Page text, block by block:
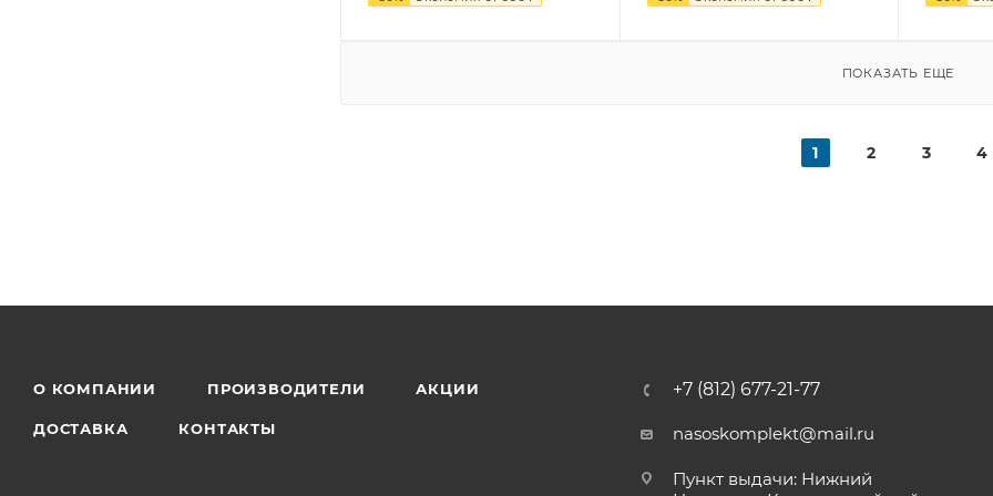
ПОКАЗАТЬ ЕЩЕ
1 2 3 4
О КОМПАНИИ ПРОИЗВОДИТЕЛИ АКЦИИ
ДОСТАВКА КОНТАКТЫ
+7 (812) 677-21-77
nasoskomplekt@mail.ru
Пункт выдачи: Нижний